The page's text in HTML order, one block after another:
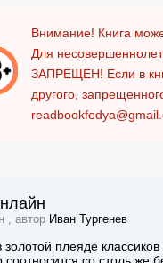
Внимание! Книга
Для
ЗАПРЕЩЕН! Если в
другого,
, автор Иван Тургенев
плеяде